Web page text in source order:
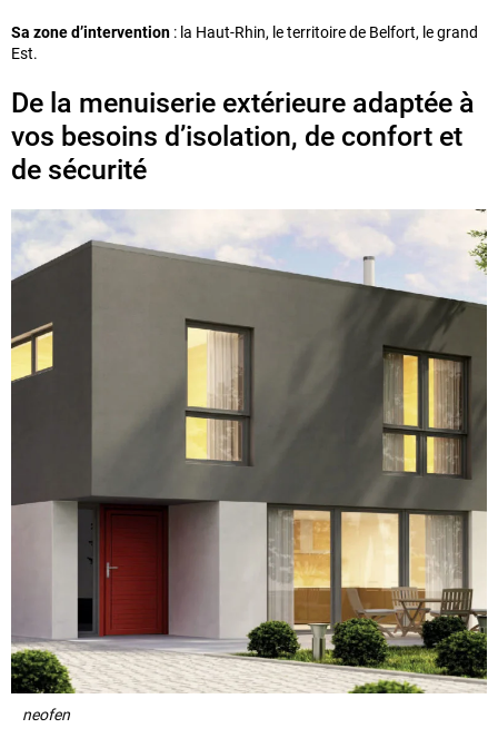
Sa zone d’intervention : la Haut-Rhin, le territoire de Belfort, le grand
Est.
De la menuiserie extérieure adaptée à
vos besoins d’isolation, de confort et
de sécurité
neofen